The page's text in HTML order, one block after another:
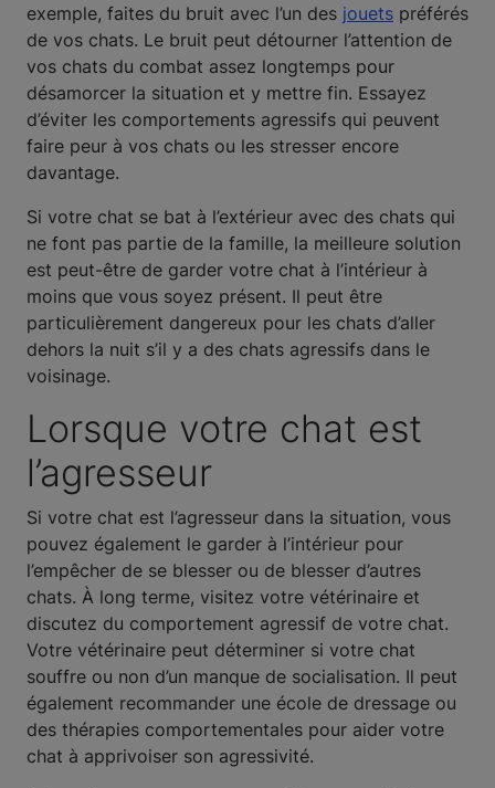
exemple, faites du bruit avec l’un des jouets préférés
de vos chats. Le bruit peut détourner l’attention de
vos chats du combat assez longtemps pour
désamorcer la situation et y mettre fin. Essayez
d’éviter les comportements agressifs qui peuvent
faire peur à vos chats ou les stresser encore
davantage.
Si votre chat se bat à l’extérieur avec des chats qui
ne font pas partie de la famille, la meilleure solution
est peut-être de garder votre chat à l’intérieur à
moins que vous soyez présent. Il peut être
particulièrement dangereux pour les chats d’aller
dehors la nuit s’il y a des chats agressifs dans le
voisinage.
Lorsque votre chat est
l’agresseur
Si votre chat est l’agresseur dans la situation, vous
pouvez également le garder à l’intérieur pour
l’empêcher de se blesser ou de blesser d’autres
chats. À long terme, visitez votre vétérinaire et
discutez du comportement agressif de votre chat.
Votre vétérinaire peut déterminer si votre chat
souffre ou non d’un manque de socialisation. Il peut
également recommander une école de dressage ou
des thérapies comportementales pour aider votre
chat à apprivoiser son agressivité.